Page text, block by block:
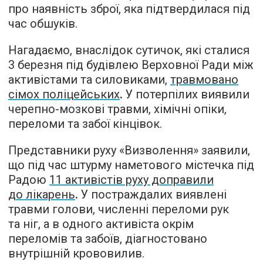
про наявність зброї, яка підтвердилася під
час обшуків.
Нагадаємо, внаслідок сутичок, які сталися
3 березня під будівлею Верховної Ради між
активістами та силовиками, травмовано
сімох поліцейських. У потерпілих виявили
черепно-мозкові травми, хімічні опіки,
переломи та забої кінцівок.
Представники руху «Визволення» заявили,
що під час штурму наметового містечка під
Радою 11 активістів руху доправили
до лікарень. У постраждалих виявлені
травми голови, численні переломи рук
та ніг, а в одного активіста окрім
переломів та забоїв, діагностовано
внутрішній крововилив.